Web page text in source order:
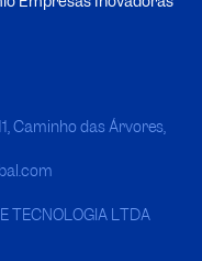
Caminho das Árvores,
TECNOLOGIA LTDA